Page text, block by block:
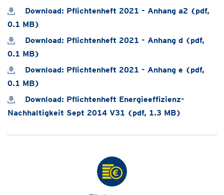
Download: Pflichtenheft 2021 - Anhang a2 (pdf,
0.1 MB)
Download: Pflichtenheft 2021 - Anhang d (pdf,
0.1 MB)
Download: Pflichtenheft 2021 - Anhang e (pdf,
0.1 MB)
Download: Pflichtenheft Energieeffizienz-
Nachhaltigkeit Sept 2014 V31 (pdf, 1.3 MB)